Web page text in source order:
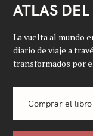
ATLAS
La vuelta al mundo
diario de viaje a
transformados por
Comprar el libro